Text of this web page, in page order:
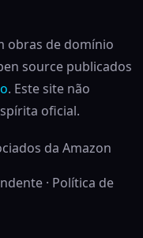
obras de domínio
source publicados
. Este site não
oficial.
da Amazon
· Política de